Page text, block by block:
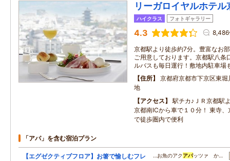
リーガロイヤルホテル
ハイクラス フォトギャラリー
4.3 8,486
京都駅より徒歩約7分。豊富なお
ご用意しております。京都駅八条
ルバスも毎日運行！敷地内駐車場
住所
京都府京都市下京区東
地
アクセス
駅チカ♪ＪＲ京都駅
京都南ICから車で１０分！ 東寺
で徒歩圏内で便利
「アパ」を含む宿泊プラン
【エグゼクティブフロア】お箸で愉しむフレ
…お魚のアクアパッツァ か…